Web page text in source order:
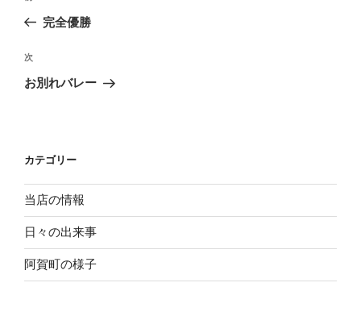
ビ
ゲ
ン
去
投
稿
完全優勝
次
の
次
お別れバレー
カテゴリー
当店の情報
日々の出来事
阿賀町の様子